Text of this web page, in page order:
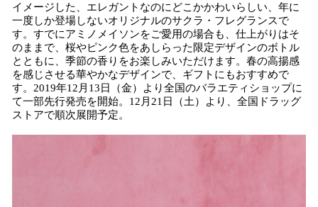
イメージした、エレガントなのにどこかかわいらしい、年に
一度しか登場しないオリジナルのサクラ・フレグランスで
す。すでにアミノメイソンをご愛用の場合も、仕上がりはそ
のままで、桜やピンク色をあしらった限定デザインのボトル
とともに、季節の香りをお楽しみいただけます。春の高揚感
を感じさせる華やかなデザインで、ギフトにもおすすめで
す。2019年12月13日（金）より全国のバラエティショップに
て一部先行発売を開始。12月21日（土）より、全国ドラッグ
ストアで順次展開予定。